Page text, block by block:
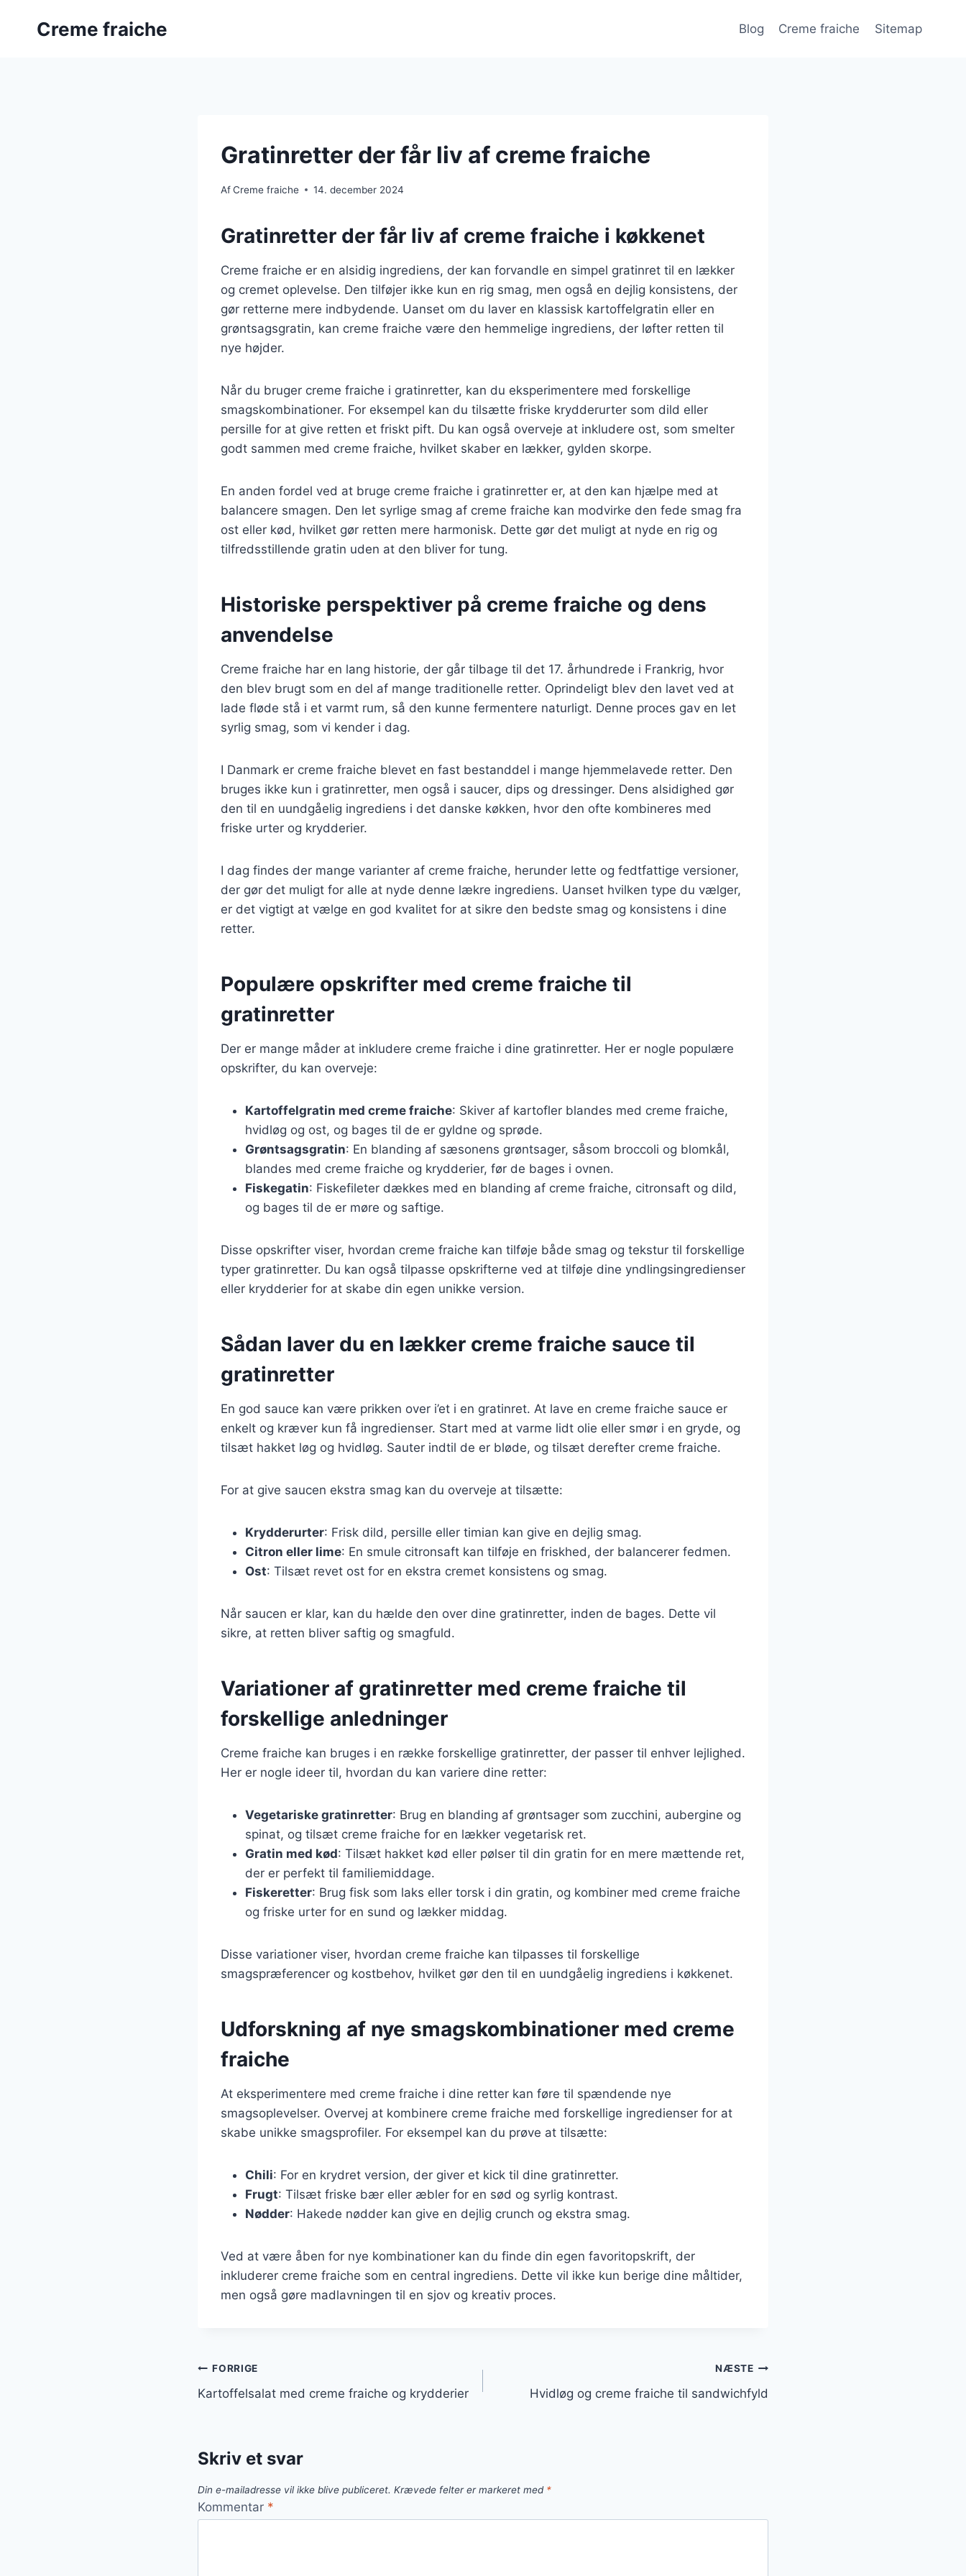
Creme fraiche Blog Creme fraiche Sitemap
Gratinretter der får liv af creme fraiche
AfCreme fraiche 14. december 2024
Gratinretter der får liv af creme fraiche i køkkenet
Creme fraiche er en alsidig ingrediens, der kan forvandle en simpel gratinret til en lækker
og cremet oplevelse. Den tilføjer ikke kun en rig smag, men også en dejlig konsistens, der
gør retterne mere indbydende. Uanset om du laver en klassisk kartoffelgratin eller en
grøntsagsgratin, kan creme fraiche være den hemmelige ingrediens, der løfter retten til
nye højder.
Når du bruger creme fraiche i gratinretter, kan du eksperimentere med forskellige
smagskombinationer. For eksempel kan du tilsætte friske krydderurter som dild eller
persille for at give retten et friskt pift. Du kan også overveje at inkludere ost, som smelter
godt sammen med creme fraiche, hvilket skaber en lækker, gylden skorpe.
En anden fordel ved at bruge creme fraiche i gratinretter er, at den kan hjælpe med at
balancere smagen. Den let syrlige smag af creme fraiche kan modvirke den fede smag fra
ost eller kød, hvilket gør retten mere harmonisk. Dette gør det muligt at nyde en rig og
tilfredsstillende gratin uden at den bliver for tung.
Historiske perspektiver på creme fraiche og dens
anvendelse
Creme fraiche har en lang historie, der går tilbage til det 17. århundrede i Frankrig, hvor
den blev brugt som en del af mange traditionelle retter. Oprindeligt blev den lavet ved at
lade fløde stå i et varmt rum, så den kunne fermentere naturligt. Denne proces gav en let
syrlig smag, som vi kender i dag.
I Danmark er creme fraiche blevet en fast bestanddel i mange hjemmelavede retter. Den
bruges ikke kun i gratinretter, men også i saucer, dips og dressinger. Dens alsidighed gør
den til en uundgåelig ingrediens i det danske køkken, hvor den ofte kombineres med
friske urter og krydderier.
I dag findes der mange varianter af creme fraiche, herunder lette og fedtfattige versioner,
der gør det muligt for alle at nyde denne lækre ingrediens. Uanset hvilken type du vælger,
er det vigtigt at vælge en god kvalitet for at sikre den bedste smag og konsistens i dine
retter.
Populære opskrifter med creme fraiche til
gratinretter
Der er mange måder at inkludere creme fraiche i dine gratinretter. Her er nogle populære
opskrifter, du kan overveje:
Kartoffelgratin med creme fraiche: Skiver af kartofler blandes med creme fraiche,
hvidløg og ost, og bages til de er gyldne og sprøde.
Grøntsagsgratin: En blanding af sæsonens grøntsager, såsom broccoli og blomkål,
blandes med creme fraiche og krydderier, før de bages i ovnen.
Fiskegatin: Fiskefileter dækkes med en blanding af creme fraiche, citronsaft og dild,
og bages til de er møre og saftige.
Disse opskrifter viser, hvordan creme fraiche kan tilføje både smag og tekstur til forskellige
typer gratinretter. Du kan også tilpasse opskrifterne ved at tilføje dine yndlingsingredienser
eller krydderier for at skabe din egen unikke version.
Sådan laver du en lækker creme fraiche sauce til
gratinretter
En god sauce kan være prikken over i’et i en gratinret. At lave en creme fraiche sauce er
enkelt og kræver kun få ingredienser. Start med at varme lidt olie eller smør i en gryde, og
tilsæt hakket løg og hvidløg. Sauter indtil de er bløde, og tilsæt derefter creme fraiche.
For at give saucen ekstra smag kan du overveje at tilsætte:
Krydderurter: Frisk dild, persille eller timian kan give en dejlig smag.
Citron eller lime: En smule citronsaft kan tilføje en friskhed, der balancerer fedmen.
Ost: Tilsæt revet ost for en ekstra cremet konsistens og smag.
Når saucen er klar, kan du hælde den over dine gratinretter, inden de bages. Dette vil
sikre, at retten bliver saftig og smagfuld.
Variationer af gratinretter med creme fraiche til
forskellige anledninger
Creme fraiche kan bruges i en række forskellige gratinretter, der passer til enhver lejlighed.
Her er nogle ideer til, hvordan du kan variere dine retter:
Vegetariske gratinretter: Brug en blanding af grøntsager som zucchini, aubergine og
spinat, og tilsæt creme fraiche for en lækker vegetarisk ret.
Gratin med kød: Tilsæt hakket kød eller pølser til din gratin for en mere mættende ret,
der er perfekt til familiemiddage.
Fiskeretter: Brug fisk som laks eller torsk i din gratin, og kombiner med creme fraiche
og friske urter for en sund og lækker middag.
Disse variationer viser, hvordan creme fraiche kan tilpasses til forskellige
smagspræferencer og kostbehov, hvilket gør den til en uundgåelig ingrediens i køkkenet.
Udforskning af nye smagskombinationer med creme
fraiche
At eksperimentere med creme fraiche i dine retter kan føre til spændende nye
smagsoplevelser. Overvej at kombinere creme fraiche med forskellige ingredienser for at
skabe unikke smagsprofiler. For eksempel kan du prøve at tilsætte:
Chili: For en krydret version, der giver et kick til dine gratinretter.
Frugt: Tilsæt friske bær eller æbler for en sød og syrlig kontrast.
Nødder: Hakede nødder kan give en dejlig crunch og ekstra smag.
Ved at være åben for nye kombinationer kan du finde din egen favoritopskrift, der
inkluderer creme fraiche som en central ingrediens. Dette vil ikke kun berige dine måltider,
men også gøre madlavningen til en sjov og kreativ proces.
Indlægsnavigation
FORRIGE
Kartoffelsalat med creme fraiche og krydderier
NÆSTE
Hvidløg og creme fraiche til sandwichfyld
Skriv et svar
Din e-mailadresse vil ikke blive publiceret. Krævede felter er markeret med *
Kommentar *